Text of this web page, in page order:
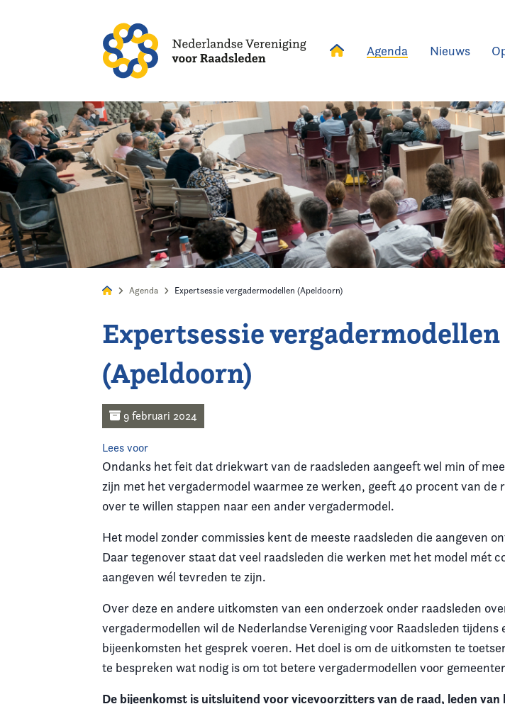
Agenda Nieuws
Alles Nieuws Agenda Raadslid
Kennis & Informatie
Agenda Expertsessie vergadermodellen (Apeldoorn)
Expertsessie vergadermodellen
(Apeldoorn)
9 februari 2024
Lees voor
Ondanks het feit dat driekwart van de raadsleden aangeeft wel min of
zijn met het vergadermodel waarmee ze werken, geeft 40 procent van de
over te willen stappen naar een ander vergadermodel.
Het model zonder commissies kent de meeste raadsleden die aangeven
Daar tegenover staat dat veel raadsleden die werken met het model mét
aangeven wél tevreden te zijn.
Over deze en andere uitkomsten van een onderzoek onder raadsleden
vergadermodellen wil de Nederlandse Vereniging voor Raadsleden tijdens
bijeenkomsten het gesprek voeren. Het doel is om de uitkomsten te
te bespreken wat nodig is om tot betere vergadermodellen voor
De bijeenkomst is uitsluitend voor vicevoorzitters van de raad, leden van